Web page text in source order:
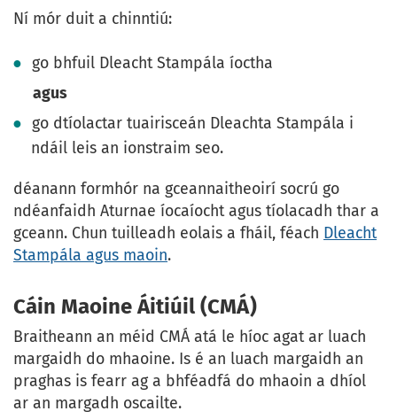
Ní mór duit a chinntiú:
go bhfuil Dleacht Stampála íoctha
agus
go dtíolactar tuairisceán Dleachta Stampála i
ndáil leis an ionstraim seo.
déanann formhór na gceannaitheoirí socrú go
ndéanfaidh Aturnae íocaíocht agus tíolacadh thar a
gceann. Chun tuilleadh eolais a fháil, féach Dleacht
Stampála agus maoin.
Cáin Maoine Áitiúil (CMÁ)
Braitheann an méid CMÁ atá le híoc agat ar luach
margaidh do mhaoine. Is é an luach margaidh an
praghas is fearr ag a bhféadfá do mhaoin a dhíol
ar an margadh oscailte.